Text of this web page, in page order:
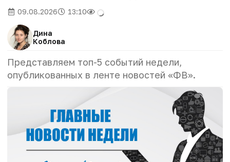
09.08.2026 13:10
Дина
Коблова
Представляем топ-5 событий недели,
опубликованных в ленте новостей «ФВ».